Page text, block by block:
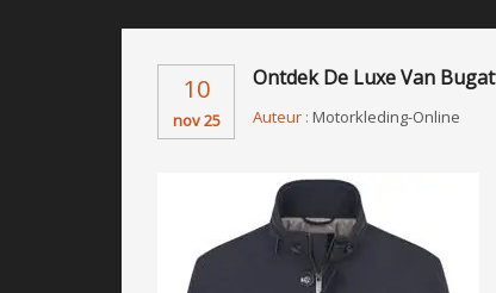
10
nov 25
Ontdek De Luxe Van
Auteur : Motorkleding-Online